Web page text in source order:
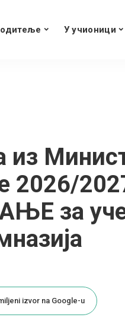
У учионици
из
2026/
за
izvor na Google-u